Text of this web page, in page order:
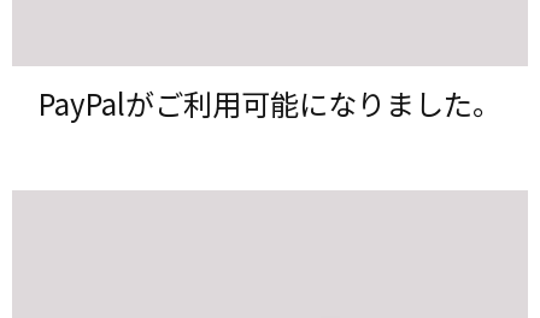
PayPalが​ご利用可能に​なりました。